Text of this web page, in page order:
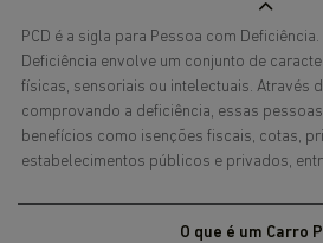
PCD é a sigla para Pessoa com
Deficiência envolve um conjunto de
físicas, sensoriais ou intelectuais. Através
comprovando a deficiência, essas
benefícios como isenções fiscais, cotas,
estabelecimentos públicos e privados,
O que é um Carro